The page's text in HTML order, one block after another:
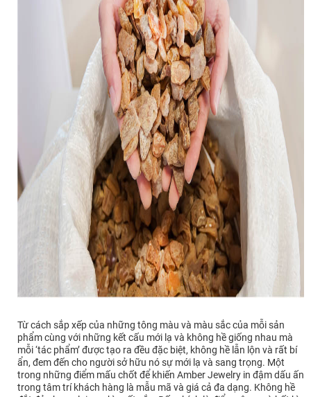
Từ cách sắp xếp của những tông màu và màu sắc của mỗi sản
phẩm cùng với những kết cấu mới lạ và không hề giống nhau mà
mỗi ‘tác phẩm’ được tạo ra đều đặc biệt, không hề lẫn lộn và rất bí
ẩn, đem đến cho người sở hữu nó sự mới lạ và sang trọng. Một
trong những điểm mấu chốt để khiến Amber Jewelry in đậm dấu ấn
trong tâm trí khách hàng là mẫu mã và giá cả đa dạng. Không hề